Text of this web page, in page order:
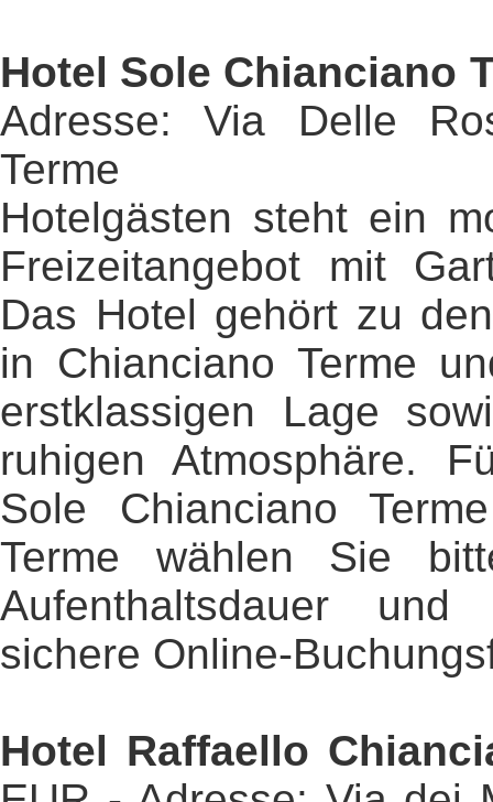
Hotel Sole Chianciano
Adresse: Via Delle
Terme
Hotelgästen steht ein
Freizeitangebot mit
Das Hotel gehört zu
in Chianciano Terme
erstklassigen Lage
ruhigen Atmosphäre.
Sole Chianciano
Terme wählen Sie
Aufenthaltsdauer
sichere Online-
Hotel Raffaello